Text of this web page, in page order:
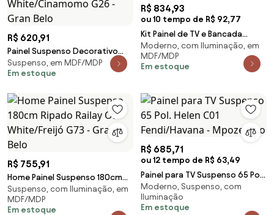
R$ 620,91
Painel Suspenso Decorativo
Ripado MDP/MDF Portas
Basculantes Dublin Off
Belo
Suspenso, em MDF/MDP
Em estoque
R$ 834,93
ou 10 tempo de R$ 92,77
Kit Painel de TV e Bancada
160cm Arcade Nature/Off
White - Mobler - Marrom
Moderno, com Iluminação, em
MDF/MDP
Em estoque
R$ 755,91
Home Painel Suspenso 180cm
Ripado Railay Off White/Freijó
G73 - Gran Belo
Suspenso, com Iluminação, em
MDF/MDP
Em estoque
R$ 685,71
ou 12 tempo de R$ 63,49
Painel para TV Suspenso 65 Pol.
Helen C01 Fendi/Havana -
Mpozenato
Moderno, Suspenso, com
Iluminação
Em estoque